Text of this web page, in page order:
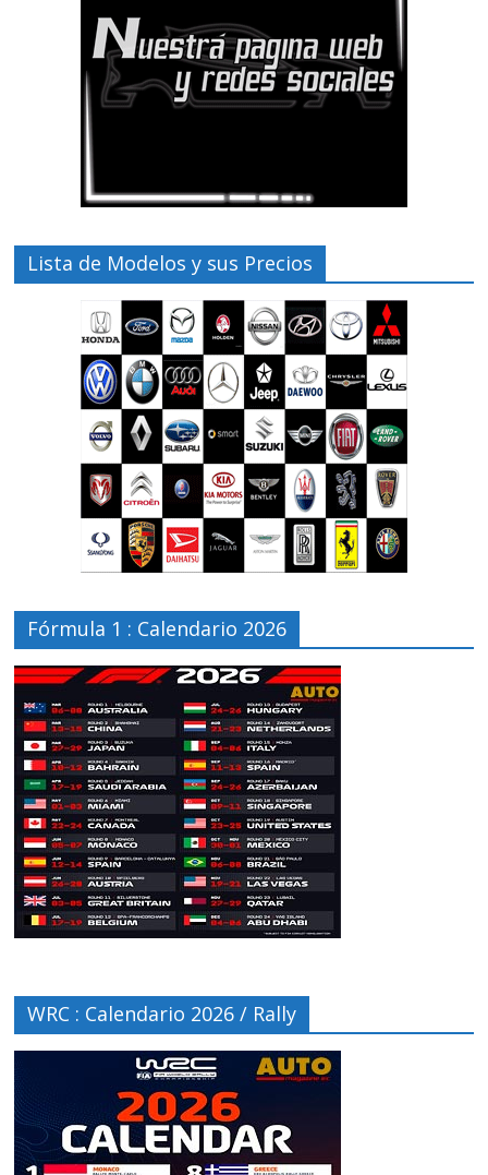
Lista de Modelos y sus Precios
Fórmula 1 : Calendario 2026
WRC : Calendario 2026 / Rally